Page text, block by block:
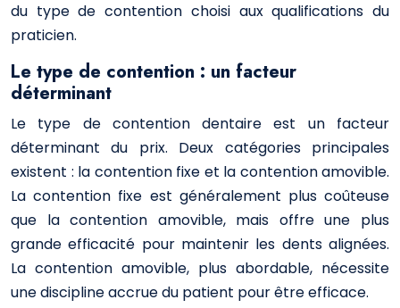
du type de contention choisi aux qualifications du
praticien.
Le type de contention : un facteur
déterminant
Le type de contention dentaire est un facteur
déterminant du prix. Deux catégories principales
existent : la contention fixe et la contention amovible.
La contention fixe est généralement plus coûteuse
que la contention amovible, mais offre une plus
grande efficacité pour maintenir les dents alignées.
La contention amovible, plus abordable, nécessite
une discipline accrue du patient pour être efficace.